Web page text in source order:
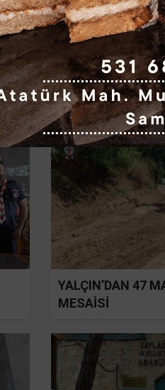
YALÇIN’DAN
DAVETİ
YALÇIN’DAN 47
MESAİSİ